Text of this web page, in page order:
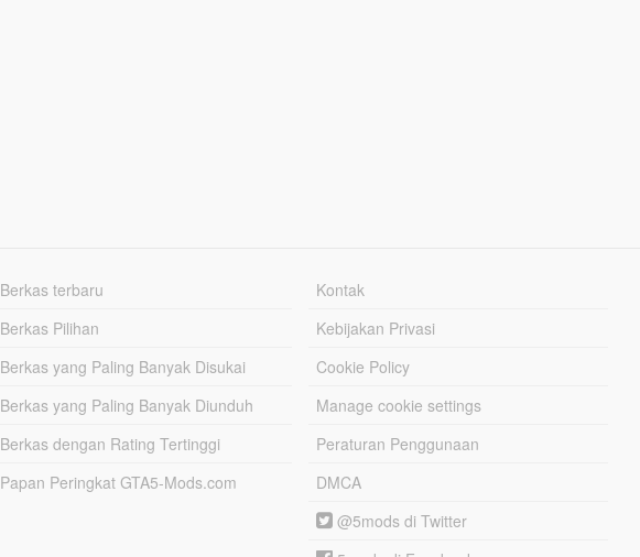
Berkas terbaru
Berkas Pilihan
Berkas yang Paling Banyak Disukai
Berkas yang Paling Banyak Diunduh
Berkas dengan Rating Tertinggi
Papan Peringkat GTA5-Mods.com
Kontak
Kebijakan Privasi
Cookie Policy
Manage cookie settings
Peraturan Penggunaan
DMCA
@5mods di Twitter